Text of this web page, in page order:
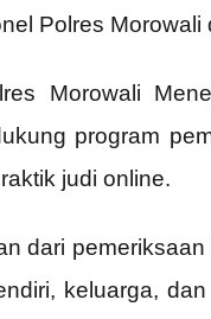
Polres Morowali
Morowali
program
judi online.
dari
keluarga,